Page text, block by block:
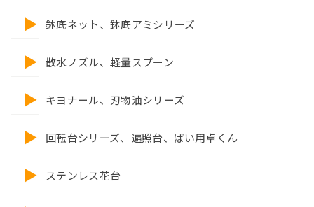
鉢底ネット、鉢底アミシリーズ
散水ノズル、軽量スプーン
キヨナール、刃物油シリーズ
回転台シリーズ、遍照台、ばい用卓くん
ステンレス花台